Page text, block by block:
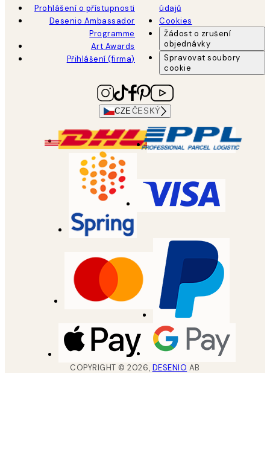
Prohlášení o přístupnosti
Desenio Ambassador
Programme
Art Awards
Přihlášení (firma)
údajů
Cookies
Žádost o zrušení
objednávky
Spravovat soubory
cookie
CZEČESKÝ
COPYRIGHT ©2026, DESENIO AB